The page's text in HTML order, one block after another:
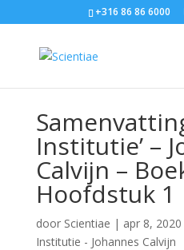
+316 86 86 6000
Institutie’ –
Calvijn –
Hoofdstuk 1
door Scientiae | apr 8, 2020
Institutie - Johannes Calvijn